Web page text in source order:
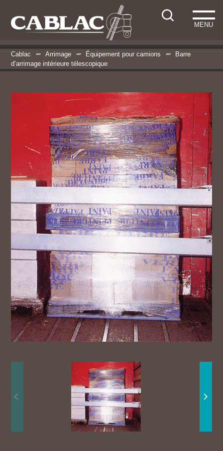
MENU
Cablac Arrimage Équipement pour camions
Barre
d’arrimage intérieure télescopique